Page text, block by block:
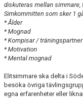
diskuteras mellan simmare,
Simkommitten som sker 1
* Ålder
* Mognad
* Kompisar /
* Motivation
* Mental mognad
Elitsimmare ska delta i
besöka övriga
egna erfarenheter eller